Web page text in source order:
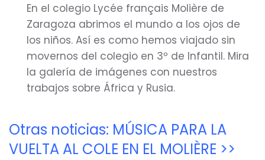
En el colegio Lycée français Molière de
Zaragoza abrimos el mundo a los ojos de
los niños. Así es como hemos viajado sin
movernos del colegio en 3º de Infantil. Mira
la galería de imágenes con nuestros
trabajos sobre África y Rusia.
Otras noticias: MÚSICA PARA LA
VUELTA AL COLE EN EL MOLIÈRE >>